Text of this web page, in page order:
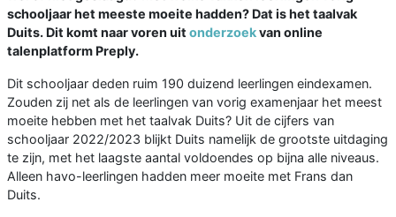
schooljaar het meeste moeite hadden? Dat is het taalvak
Duits. Dit komt naar voren uit onderzoekvan online
talenplatform Preply.
Dit schooljaar deden ruim 190 duizend leerlingen eindexamen.
Zouden zij net als de leerlingen van vorig examenjaar het meest
moeite hebben met het taalvak Duits? Uit de cijfers van
schooljaar 2022/2023 blijkt Duits namelijk de grootste uitdaging
te zijn, met het laagste aantal voldoendes op bijna alle niveaus.
Alleen havo-leerlingen hadden meer moeite met Frans dan
Duits.